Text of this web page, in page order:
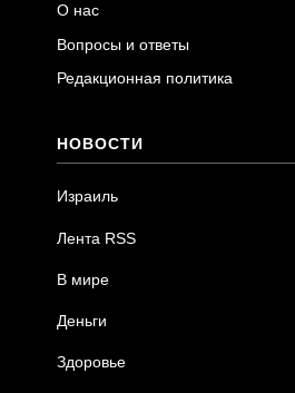
О нас
Вопросы и ответы
Редакционная политика
НОВОСТИ
Израиль
Лента RSS
В мире
Деньги
Здоровье